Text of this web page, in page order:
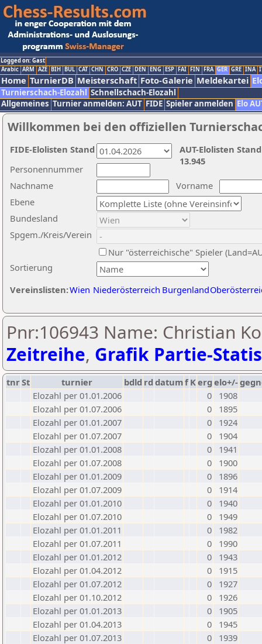
Logged on: Gast
Arabic ARM AZE BIH BUL CAT CHN CRO CZE DEN ENG ESP FAI FIN FRA GER GRE INA
Home TurnierDB Meisterschaft Foto-Galerie Meldekartei
Turnierschach-Elozahl Schnellschach-Elozahl
Allgemeines Turnier anmelden: AUT FIDE Spieler anmelden Elo
Willkommen bei den offiziellen
Nachname
Vorname
Ebene
Sortierung
Personennummer
Bundesland
Spgem./Kreis/Verein
Nur "österreichische" Spieler
Vereinslisten:Wien Niederösterreich Burgenland
AUT-Elolisten
13.945
FIDE-Elolisten Stand
Pnr:106943 Name: Christian
Zeitreihe, Grafik Partie-
tnrSt turnier bdld rd datumf Kerg elo+/-
Elozahl per 01.01.2006
0
1908
Elozahl per 01.07.2006
0
1895
Elozahl per 01.01.2007
0
1924
Elozahl per 01.07.2007
0
1904
Elozahl per 01.01.2008
0
1941
Elozahl per 01.07.2008
0
1900
Elozahl per 01.01.2009
0
1896
Elozahl per 01.07.2009
0
1914
Elozahl per 01.01.2010
0
1940
Elozahl per 01.07.2010
0
1949
Elozahl per 01.01.2011
0
1982
Elozahl per 01.07.2011
0
1990
Elozahl per 01.01.2012
0
1943
Elozahl per 01.04.2012
0
1915
Elozahl per 01.07.2012
0
1927
Elozahl per 01.10.2012
0
1926
Elozahl per 01.01.2013
0
1905
Elozahl per 01.04.2013
0
1945
Elozahl per 01.07.2013
0
1939